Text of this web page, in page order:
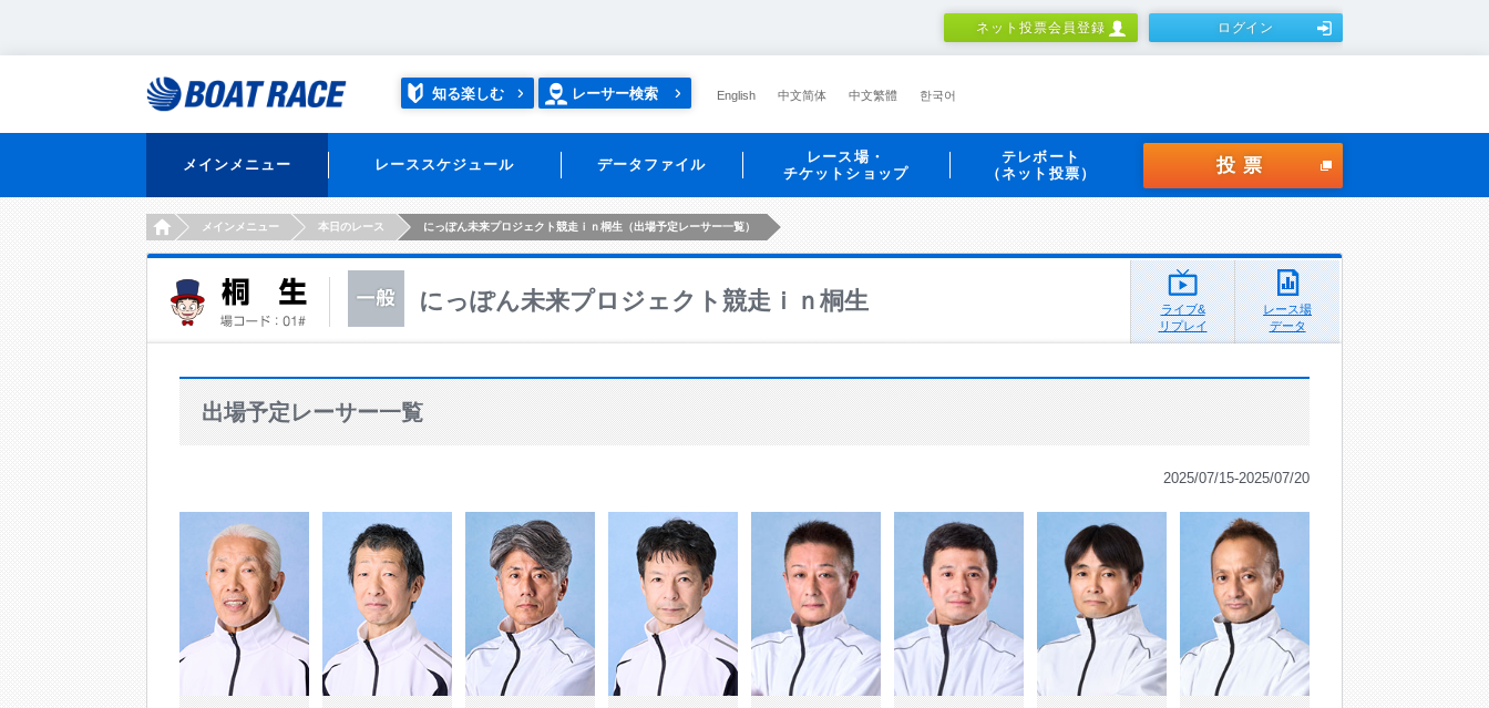
ネット投票会員登録 ログイン
知る楽しむ レーサー検索 English 中文简体 中文繁體 한국어
メインメニュー レーススケジュール データファイル
レース場・
チケットショップ
テレボート
（ネット投票）
投票
HOMEメインメニュー 本日のレース にっぽん未来プロジェクト競走ｉｎ桐生（出場予定レーサー一覧）
にっぽん未来プロジェクト競走ｉｎ桐生
ライブ&
リプレイ
レース場
データ
出場予定レーサー一覧
2025/07/15-2025/07/20